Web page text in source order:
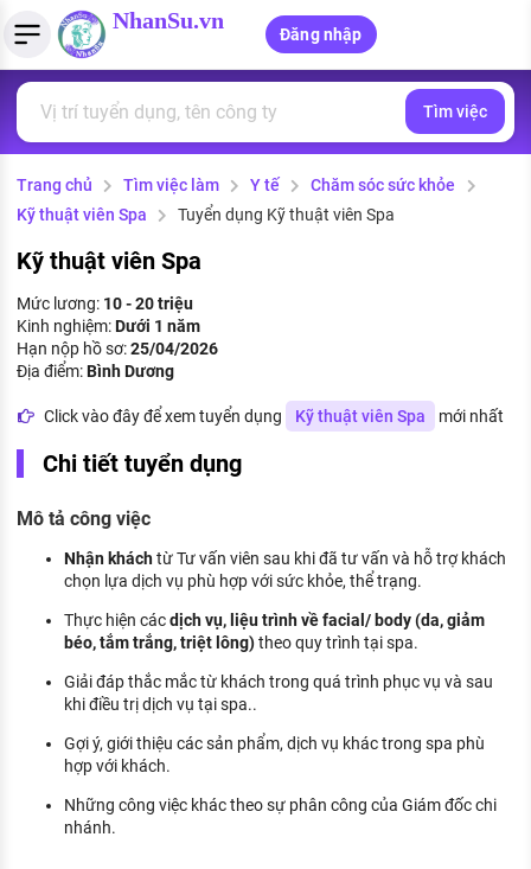
NhanSu.vn
Đăng nhập
Tìm việc làm
Việc làm ngành luật
Việc làm tốt nhất
CÔNG TY
Danh sách nhà tuyển dụng
Nhà tuyển dụng hàng đầu
Quản lý CV
Tải CV lên
MẪU CV THEO STYLE
Mẫu CV đơn giản
Mẫu CV hiện đại
Tính lương Gross - Net
Tính thuế thu nhập cá nhân
PHÁP LUẬT VIỆT NAM
Văn bản pháp luật
Chính sách mới
PHÁP LUẬT LAO ĐỘNG
Lao động và tiền lương
Bảo hiểm và phúc lợi
Thuế thu nhập
Hồ sơ biểu mẫu
Chính sách lao động
KHÁM PHÁ NGHỀ NGHIỆP
Tử vi nghề nghiệp
Kỹ năng nghề nghiệp
HƯỚNG NGHIỆP VIỆC LÀM
Xu hướng việc làm
XÂY DỰNG VÀ PHÁT TRIỂN ĐỘI NGŨ
NHÂN SỰ
Tìm việc
Trang chủ Tìm việc làm Y tế
Chăm sóc sức khỏe
Kỹ thuật viên Spa
Tuyển dụng Kỹ thuật viên Spa
Kỹ thuật viên Spa
Mức lương: 10 - 20 triệu
Kinh nghiệm:Dưới 1 năm
Hạn nộp hồ sơ:25/04/2026
Địa điểm:Bình Dương
Click vào đây để xem tuyển dụng Kỹ thuật viên Spa mới nhất
Chi tiết tuyển dụng
Mô tả công việc
Nhận kháchtừ Tư vấn viên sau khi đã tư vấn và hỗ trợ khách
chọn lựa dịch vụ phù hợp với sức khỏe, thể trạng.
Thực hiện cácdịch vụ, liệu trình về facial/ body (da, giảm
béo, tắm trắng, triệt lông)theo quy trình tại spa.
Giải đáp thắc mắc từ khách trong quá trình phục vụ và sau
khi điều trị dịch vụ tại spa..
Gợi ý, giới thiệu các sản phẩm, dịch vụ khác trong spa phù
hợp với khách.
Những công việc khác theo sự phân công của Giám đốc chi
nhánh.